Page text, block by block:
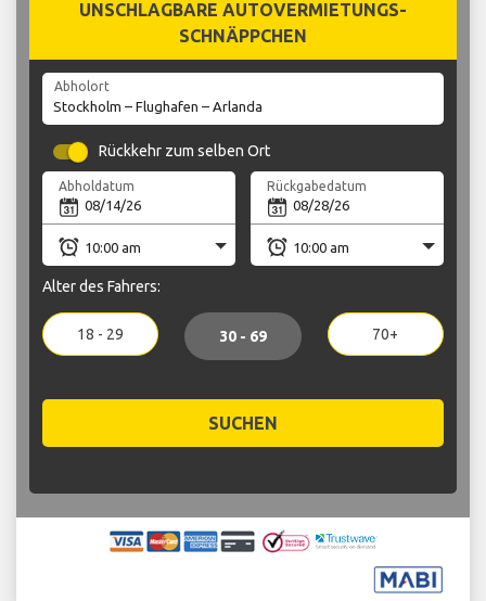
UNSCHLAGBARE AUTOVERMIETUNGS-
SCHNÄPPCHEN
Abholort
Rückkehr zum selben Ort
Abholdatum Rückgabedatum
Alter des Fahrers:
18 - 29 30 - 69 70+
SUCHEN